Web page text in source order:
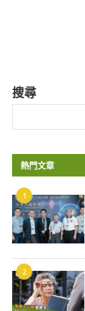
搜尋
熱門文章
1
2